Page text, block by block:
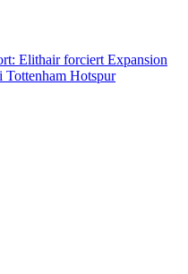
Elithair forciert Expansion
Tottenham Hotspur